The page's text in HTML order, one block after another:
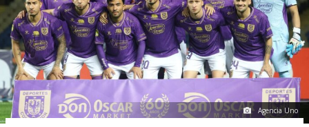
Agencia Uno